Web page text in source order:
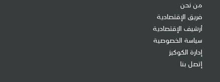
من نحن
فريق الإقتصادية
أرشيف الإقتصادية
سياسة الخصوصية
إدارة الكوكيز
إتصل بنا